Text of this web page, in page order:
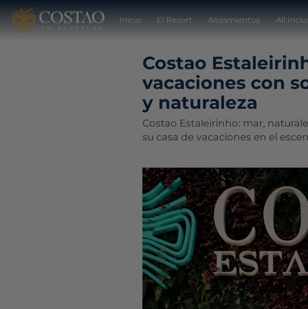
Inicio El Resort Alojamientos All
Costao
vacaciones con
y naturaleza
Costao Estaleirinho: mar,
su casa de vacaciones en el